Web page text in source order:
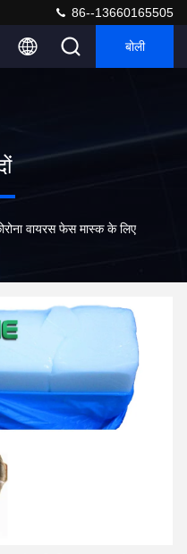
86--13660165505
बोली
वायरस फेस मास्क के लिए